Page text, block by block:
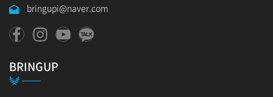
bringupi@naver.com
BRINGUP